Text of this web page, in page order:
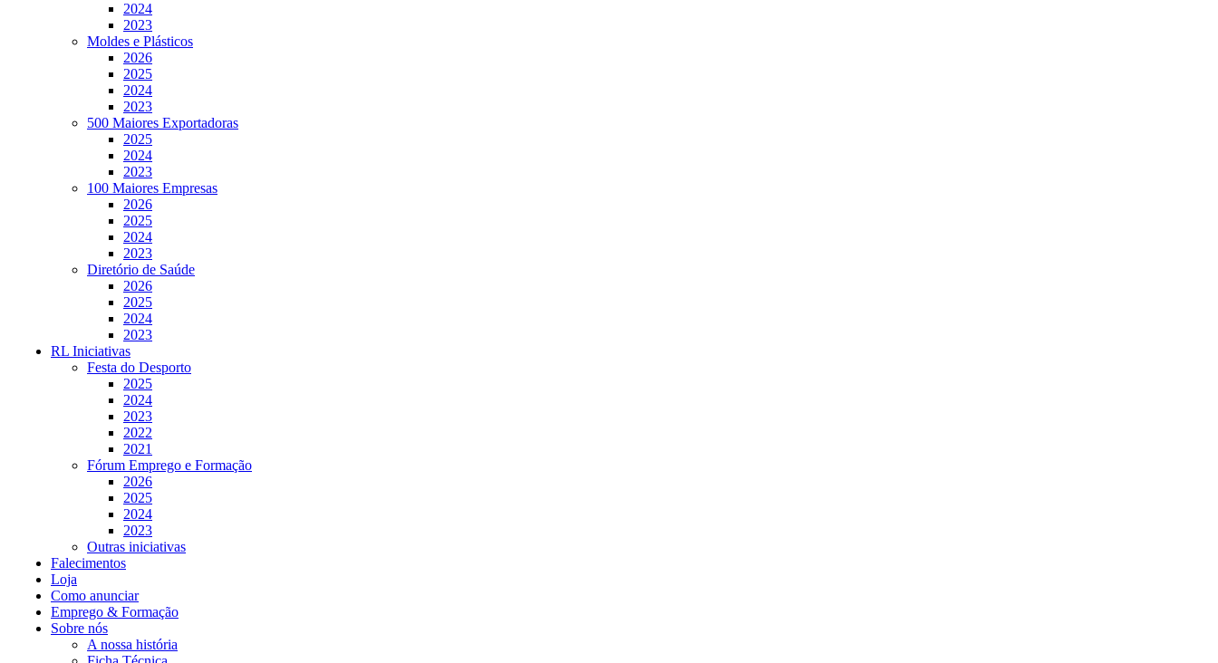
2024
2023
Moldes e Plásticos
2026
2025
2024
2023
500 Maiores Exportadoras
2025
2024
2023
100 Maiores Empresas
2026
2025
2024
2023
Diretório de Saúde
2026
2025
2024
2023
RL Iniciativas
Festa do Desporto
2025
2024
2023
2022
2021
Fórum Emprego e Formação
2026
2025
2024
2023
Outras iniciativas
Falecimentos
Loja
Como anunciar
Emprego & Formação
Sobre nós
A nossa história